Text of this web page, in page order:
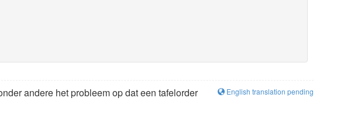
English translation pending
andere het probleem op dat een tafelorder